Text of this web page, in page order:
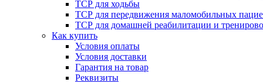
ТСР для ходьбы
ТСР для передвижения маломобильных
ТСР для домашней реабилитации и
Как купить
Условия оплаты
Условия доставки
Гарантия на товар
Реквизиты